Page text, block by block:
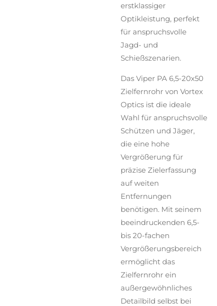
erstklassiger
Optikleistung, perfekt
für anspruchsvolle
Jagd- und
Schießszenarien.
Das Viper PA 6,5-20x50
Zielfernrohr von Vortex
Optics ist die ideale
Wahl für anspruchsvolle
Schützen und Jäger,
die eine hohe
Vergrößerung für
präzise Zielerfassung
auf weiten
Entfernungen
benötigen. Mit seinem
beeindruckenden 6,5-
bis 20-fachen
Vergrößerungsbereich
ermöglicht das
Zielfernrohr ein
außergewöhnliches
Detailbild selbst bei